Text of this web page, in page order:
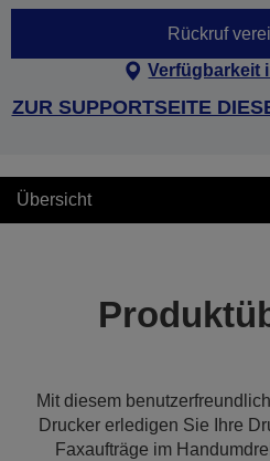
Rückruf
Verfügbarkeit
ZUR SUPPORTSEITE
Übersicht
Mit diesem
Drucker erledigen Sie Ihre
Faxaufträge im